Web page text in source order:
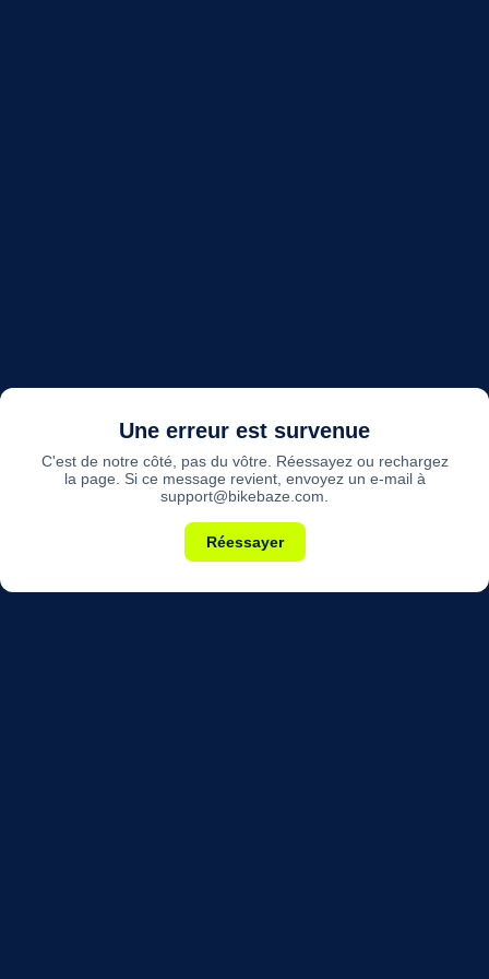
Une erreur est survenue
C'est de notre côté, pas du vôtre. Réessayez ou rechargez
la page. Si ce message revient, envoyez un e-mail à
support@bikebaze.com.
Réessayer